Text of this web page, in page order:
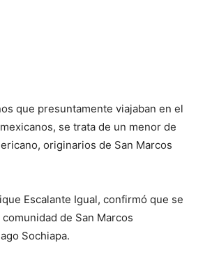
que presuntamente viajaban en el
se trata de un menor de
originarios de San Marcos
Escalante Igual, confirmó que se
de San Marcos
Sochiapa.